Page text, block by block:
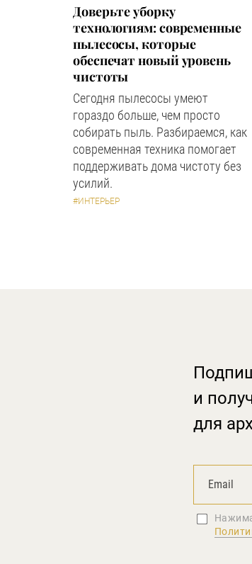
Доверьте уборку
технологиям: современные
пылесосы, которые
обеспечат новый уровень
чистоты
Сегодня пылесосы умеют
гораздо больше, чем просто
собирать пыль. Разбираемся, как
современная техника помогает
поддерживать дома чистоту без
усилий.
#ИНТЕРЬЕР
и
для